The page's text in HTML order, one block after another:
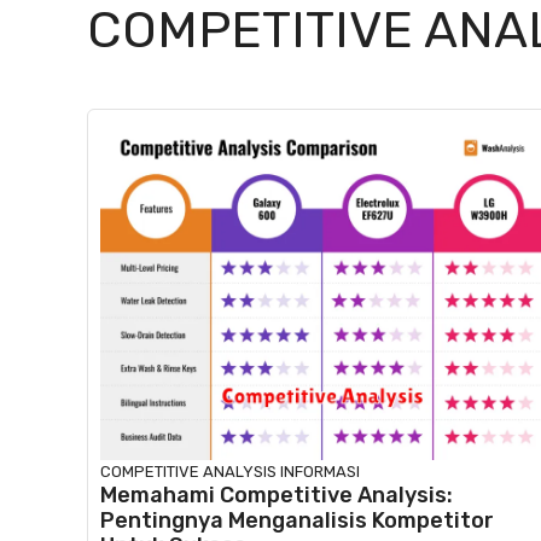
COMPETITIVE
COMPETITIVE ANALYSIS INFORMASI
Memahami Competitive Analysis:
Pentingnya Menganalisis Kompetitor